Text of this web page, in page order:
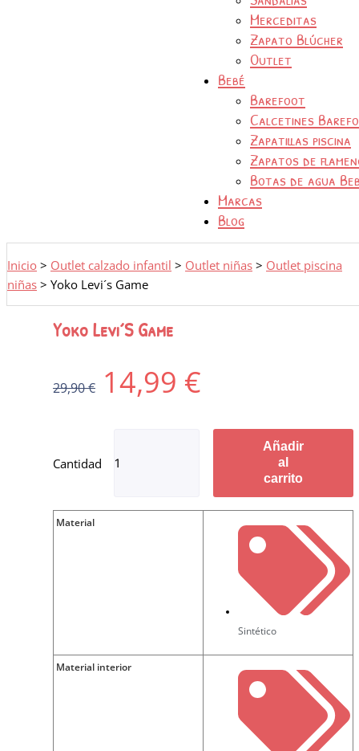
Merceditas
Zapato Blúcher
Outlet
Bebé
Barefoot
Calcetines
Zapatillas piscina
Zapatos de
Botas de agua
Marcas
Blog
Inicio > Outlet calzado infantil > Outlet niñas > Outlet piscina
niñas > Yoko Levi´s Game
Yoko Levi´s Game
29,90€ 14,99 €
Añadir
al
carrito
Material
Sintético
Material interior